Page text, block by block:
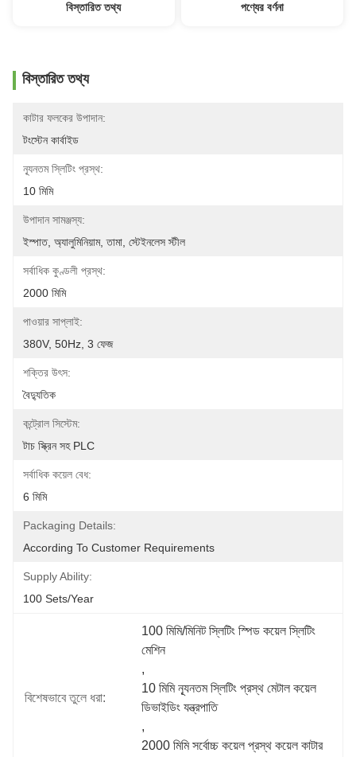
বিস্তারিত তথ্য পণ্যের বর্ণনা
বিস্তারিত তথ্য
কাটার ফলকের উপাদান:
টংস্টেন কার্বাইড
ন্যূনতম স্লিটিং প্রস্থ:
10 মিমি
উপাদান সামঞ্জস্য:
ইস্পাত, অ্যালুমিনিয়াম, তামা, স্টেইনলেস স্টীল
সর্বাধিক কুণ্ডলী প্রস্থ:
2000 মিমি
পাওয়ার সাপ্লাই:
380V, 50Hz, 3 ফেজ
শক্তির উৎস:
বৈদ্যুতিক
কন্ট্রোল সিস্টেম:
টাচ স্ক্রিন সহ PLC
সর্বাধিক কয়েল বেধ:
6 মিমি
Packaging Details:
According To Customer Requirements
Supply Ability:
100 Sets/year
বিশেষভাবে তুলে ধরা:
100 মিমি/মিনিট স্লিটিং স্পিড কয়েল স্লিটিং
মেশিন
,
10 মিমি ন্যূনতম স্লিটিং প্রস্থ মেটাল কয়েল
ডিভাইডিং যন্ত্রপাতি
,
2000 মিমি সর্বোচ্চ কয়েল প্রস্থ কয়েল কাটার